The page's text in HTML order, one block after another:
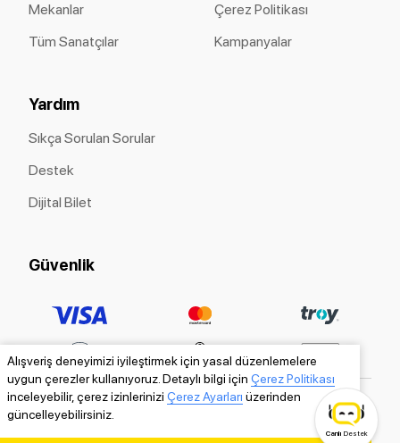
Alışveriş deneyimizi iyileştirmek için yasal düzenlemelere
uygun çerezler kullanıyoruz. Detaylı bilgi için Çerez Politikası
inceleyebilir, çerez izinlerinizi Çerez Ayarları üzerinden
güncelleyebilirsiniz.
Mekanlar
Tüm Sanatçılar
Çerez Politikası
Kampanyalar
Yardım
Sıkça Sorulan Sorular
Destek
Dijital Bilet
Güvenlik
Canlı Destek